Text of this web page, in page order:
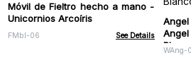
Móvil de Fieltro hecho a mano -
Unicornios Arcoíris
FMbl-06 See Details
WAng-